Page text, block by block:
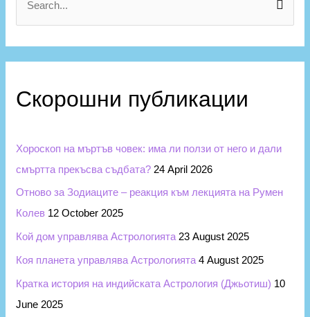
e
a
c
o
r
:
Скорошни публикации
Хороскоп на мъртъв човек: има ли ползи от него и дали
смъртта прекъсва съдбата? 24 April 2026
Отново за Зодиаците – реакция към лекцията на Румен
Колев 12 October 2025
Кой дом управлява Астрологията 23 August 2025
Коя планета управлява Астрологията 4 August 2025
Кратка история на индийската Астрология (Джьотиш) 10
June 2025
и